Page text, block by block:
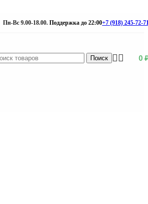
Пн-Вс 9.00-18.00. Поддержка до 22:00+7 (918) 245-72-
Поиск 0